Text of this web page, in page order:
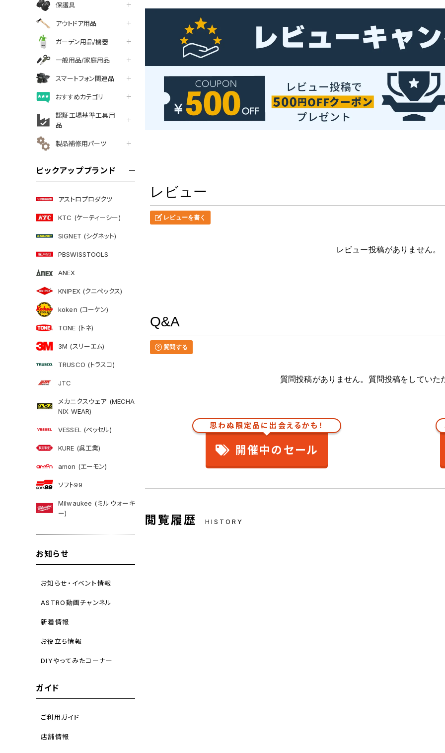
保護具
アウトドア用品
ガーデン用品/機器
一般用品/家庭用品
スマートフォン関連品
おすすめカテゴリ
認証工場基準工具用
品
製品補修用パーツ
ピックアップブランド
アストロプロダクツ
KTC (ケーティーシー)
SIGNET (シグネット)
PBSWISSTOOLS
ANEX
KNIPEX (クニペックス)
koken (コーケン)
TONE (トネ)
3M (スリーエム)
TRUSCO (トラスコ)
JTC
メカニクスウェア (MECHA
NIX WEAR)
VESSEL (ベッセル)
KURE (呉工業)
amon (エーモン)
ソフト99
Milwaukee (ミルウォーキ
ー)
お知らせ
お知らせ・イベント情報
ASTRO動画チャンネル
新着情報
お役立ち情報
DIYやってみたコーナー
ガイド
ご利用ガイド
店舗情報
レビュー
レビューを書く
レビュー投稿がありません。
Q&A
質問する
質問投稿がありません。質問投稿をしていた
思わぬ限定品に出会えるかも！
開催中のセール
閲覧履歴 HISTORY